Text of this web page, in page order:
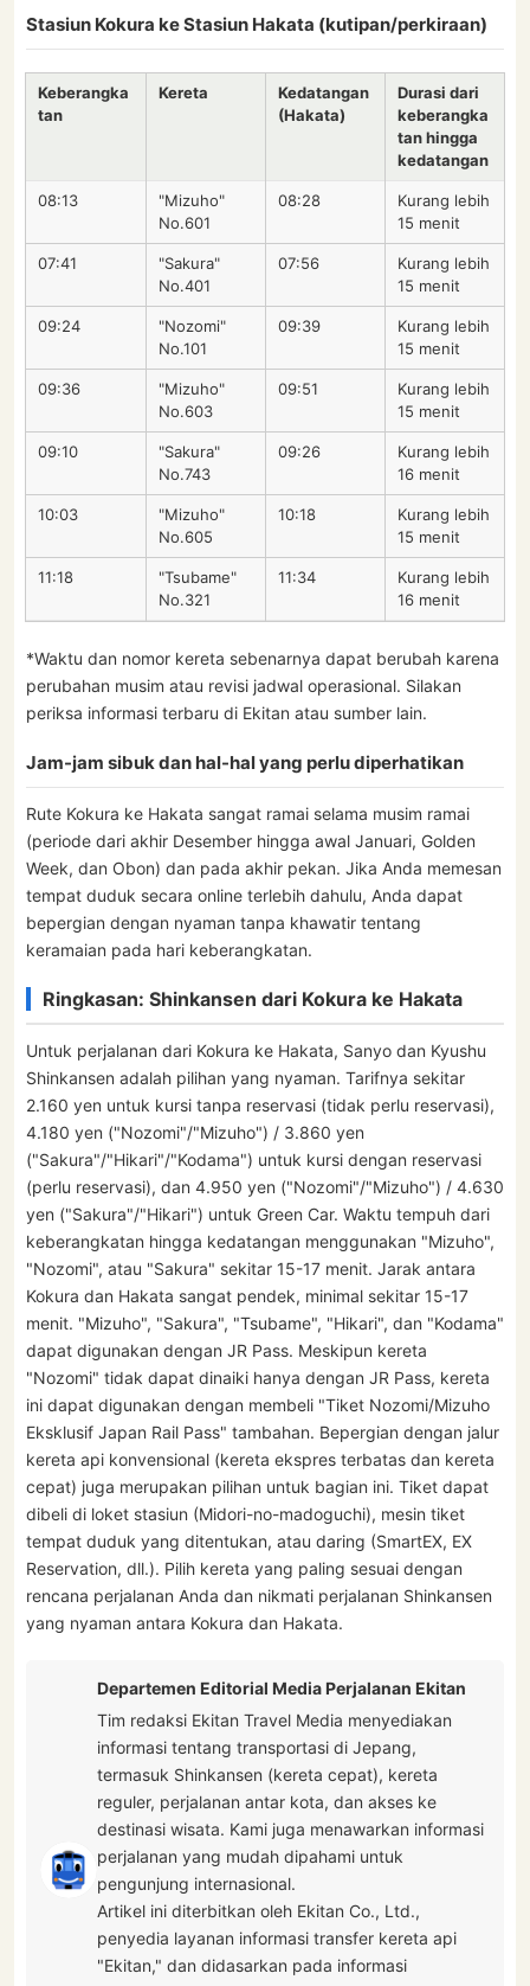
Stasiun Kokura ke Stasiun Hakata (kutipan/perkiraan)
Keberangka
tan
Kereta
Kedatangan
(Hakata)
Durasi dari
keberangka
tan hingga
kedatangan
08:13
"Mizuho"
No.601
08:28
Kurang lebih
15 menit
07:41
"Sakura"
No.401
07:56
Kurang lebih
15 menit
09:24
"Nozomi"
No.101
09:39
Kurang lebih
15 menit
09:36
"Mizuho"
No.603
09:51
Kurang lebih
15 menit
09:10
"Sakura"
No.743
09:26
Kurang lebih
16 menit
10:03
"Mizuho"
No.605
10:18
Kurang lebih
15 menit
11:18
"Tsubame"
No.321
11:34
Kurang lebih
16 menit
*Waktu dan nomor kereta sebenarnya dapat berubah karena
perubahan musim atau revisi jadwal operasional. Silakan
periksa informasi terbaru di Ekitan atau sumber lain.
Jam-jam sibuk dan hal-hal yang perlu diperhatikan
Rute Kokura ke Hakata sangat ramai selama musim ramai
(periode dari akhir Desember hingga awal Januari, Golden
Week, dan Obon) dan pada akhir pekan. Jika Anda memesan
tempat duduk secara online terlebih dahulu, Anda dapat
bepergian dengan nyaman tanpa khawatir tentang
keramaian pada hari keberangkatan.
Ringkasan: Shinkansen dari Kokura ke Hakata
Untuk perjalanan dari Kokura ke Hakata, Sanyo dan Kyushu
Shinkansen adalah pilihan yang nyaman. Tarifnya sekitar
2.160 yen untuk kursi tanpa reservasi (tidak perlu reservasi),
4.180 yen ("Nozomi"/"Mizuho") / 3.860 yen
("Sakura"/"Hikari"/"Kodama") untuk kursi dengan reservasi
(perlu reservasi), dan 4.950 yen ("Nozomi"/"Mizuho") / 4.630
yen ("Sakura"/"Hikari") untuk Green Car. Waktu tempuh dari
keberangkatan hingga kedatangan menggunakan "Mizuho",
"Nozomi", atau "Sakura" sekitar 15-17 menit. Jarak antara
Kokura dan Hakata sangat pendek, minimal sekitar 15-17
menit. "Mizuho", "Sakura", "Tsubame", "Hikari", dan "Kodama"
dapat digunakan dengan JR Pass. Meskipun kereta
"Nozomi" tidak dapat dinaiki hanya dengan JR Pass, kereta
ini dapat digunakan dengan membeli "Tiket Nozomi/Mizuho
Eksklusif Japan Rail Pass" tambahan. Bepergian dengan jalur
kereta api konvensional (kereta ekspres terbatas dan kereta
cepat) juga merupakan pilihan untuk bagian ini. Tiket dapat
dibeli di loket stasiun (Midori-no-madoguchi), mesin tiket
tempat duduk yang ditentukan, atau daring (SmartEX, EX
Reservation, dll.). Pilih kereta yang paling sesuai dengan
rencana perjalanan Anda dan nikmati perjalanan Shinkansen
yang nyaman antara Kokura dan Hakata.
Departemen Editorial Media Perjalanan Ekitan
Tim redaksi Ekitan Travel Media menyediakan
informasi tentang transportasi di Jepang,
termasuk Shinkansen (kereta cepat), kereta
reguler, perjalanan antar kota, dan akses ke
destinasi wisata. Kami juga menawarkan informasi
perjalanan yang mudah dipahami untuk
pengunjung internasional.
Artikel ini diterbitkan oleh Ekitan Co., Ltd.,
penyedia layanan informasi transfer kereta api
"Ekitan," dan didasarkan pada informasi